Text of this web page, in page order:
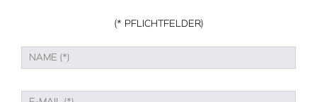
(* PFLICHTFELDER)